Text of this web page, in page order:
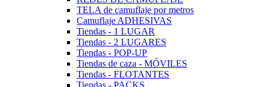
TELA de camuflaje por metros
Camuflaje ADHESIVAS
Tiendas - 1 LUGAR
Tiendas - 2 LUGARES
Tiendas - POP-UP
Tiendas de caza - MÓVILES
Tiendas - FLOTANTES
Tiendas - PACKS